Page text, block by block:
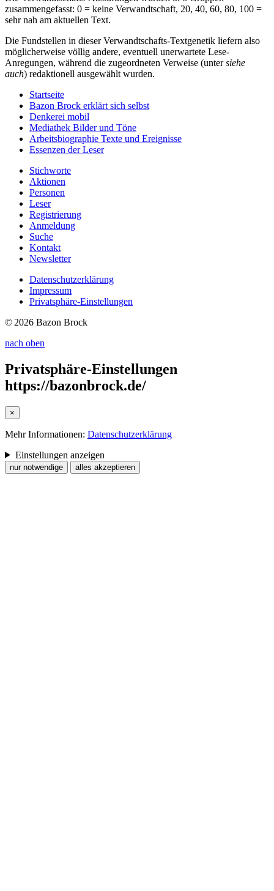
zusammengefasst: 0 = keine Verwandtschaft, 20, 40, 60, 80, 100 =
sehr nah am aktuellen Text.
Die Fundstellen in dieser Verwandtschafts-Textgenetik liefern also
möglicherweise völlig andere, eventuell unerwartete Lese-
Anregungen, während die zugeordneten Verweise (untersiehe
auch) redaktionell ausgewählt wurden.
Startseite
Bazon Brock erklärt sich selbst
Denkerei mobil
Mediathek Bilder und Töne
Arbeitsbiographie Texte und Ereignisse
Essenzen der Leser
Stichworte
Aktionen
Personen
Leser
Registrierung
Anmeldung
Suche
Kontakt
Newsletter
Datenschutzerklärung
Impressum
Privatsphäre-Einstellungen
© 2026 Bazon Brock
nach oben
Privatsphäre-Einstellungen
https://bazonbrock.de/
×
Mehr Informationen: Datenschutzerklärung
Einstellungen anzeigen
nur notwendige alles akzeptieren